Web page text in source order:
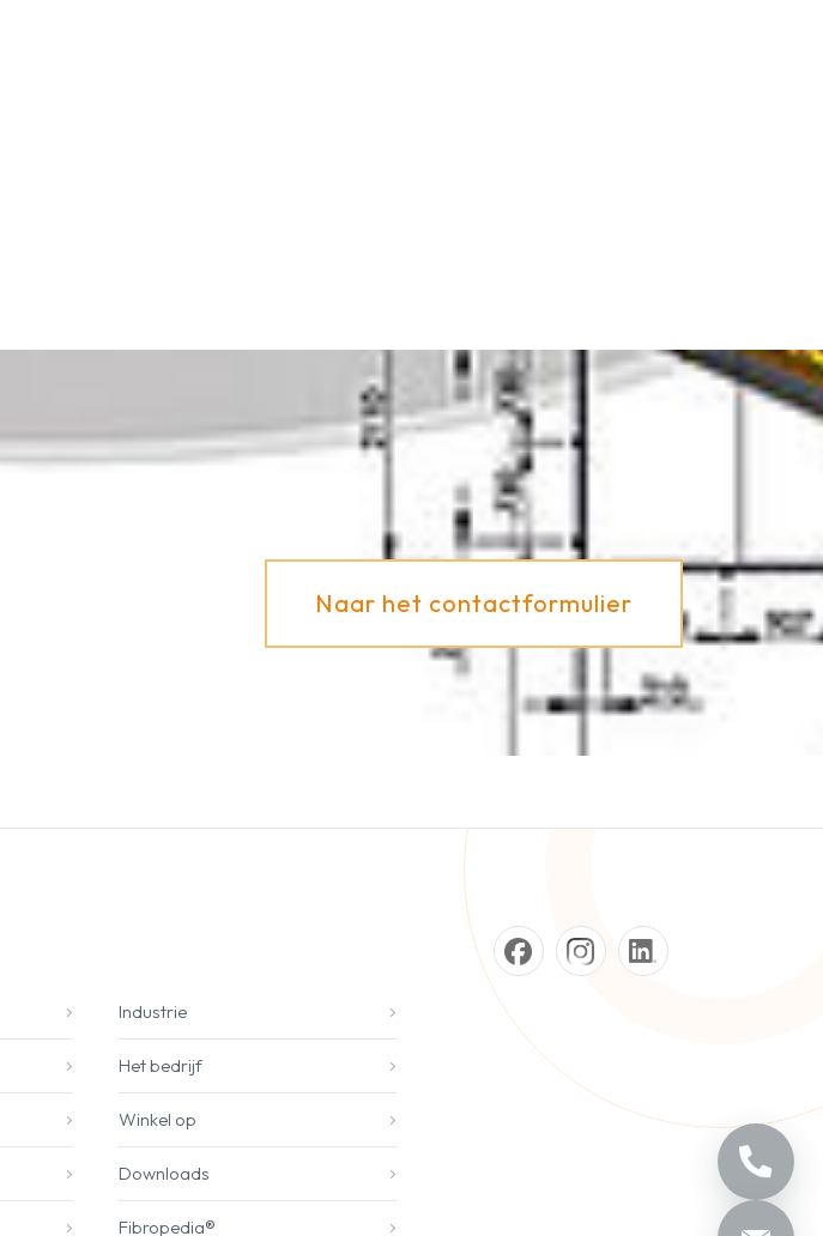
Naar het contactformulier
Industrie
Het bedrijf
Winkel op
Downloads
Fibropedia®